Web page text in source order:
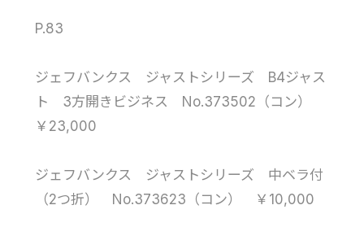
P.83
ジェフバンクス ジャストシリーズ B4ジャス
ト 3方開きビジネス No.373502（コン）
￥23,000
ジェフバンクス ジャストシリーズ 中ベラ付
（2つ折） No.373623（コン） ￥10,000